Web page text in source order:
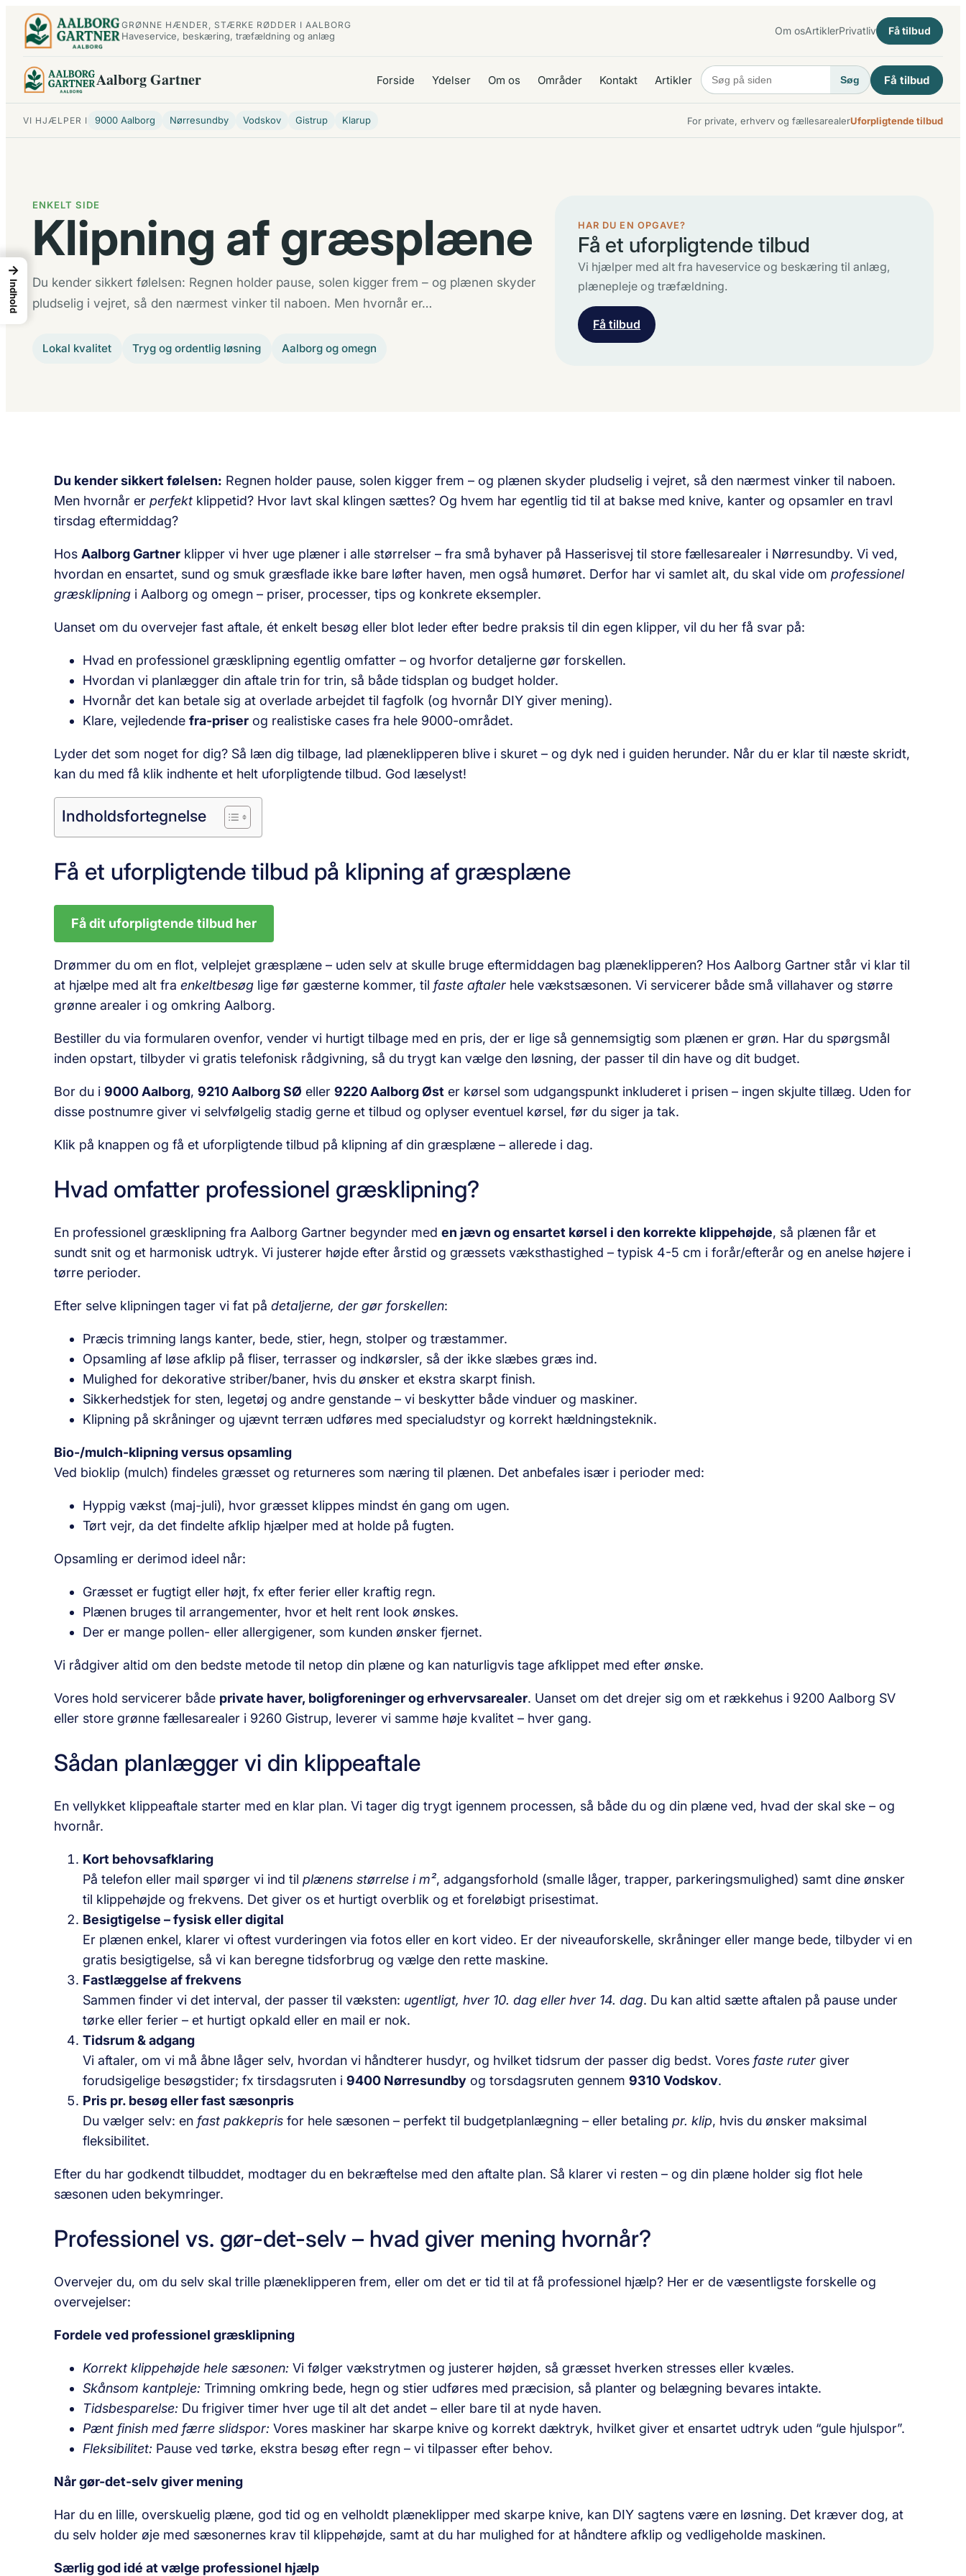
Spring
GRØNNE HÆNDER, STÆRKE RØDDER I AALBORG
Haveservice, beskæring, træfældning og anlæg Om osArtiklerPrivatliv Få tilbud
Aalborg Gartner Forside Ydelser Om os Områder Kontakt Artikler Søg Få tilbud
VI HJÆLPER I 9000 Aalborg Nørresundby Vodskov Gistrup Klarup For private, erhverv og fællesarealerUforpligtende tilbud
ENKELT SIDE
Klipning af græsplæne
Du kender sikkert følelsen: Regnen holder pause, solen kigger frem – og plænen skyder
pludselig i vejret, så den nærmest vinker til naboen. Men hvornår er…
Lokal kvalitet Tryg og ordentlig løsning Aalborg og omegn
HAR DU EN OPGAVE?
Få et uforpligtende tilbud
Vi hjælper med alt fra haveservice og beskæring til anlæg,
plænepleje og træfældning.
Få tilbud
Du kender sikkert følelsen: Regnen holder pause, solen kigger frem – og plænen skyder pludselig i vejret, så den nærmest vinker til naboen.
Men hvornår er perfektklippetid? Hvor lavt skal klingen sættes? Og hvem har egentlig tid til at bakse med knive, kanter og opsamler en travl
tirsdag eftermiddag?
Hos Aalborg Gartnerklipper vi hver uge plæner i alle størrelser – fra små byhaver på Hasserisvej til store fællesarealer i Nørresundby. Vi ved,
hvordan en ensartet, sund og smuk græsflade ikke bare løfter haven, men også humøret. Derfor har vi samlet alt, du skal vide om professionel
græsklipningi Aalborg og omegn – priser, processer, tips og konkrete eksempler.
Uanset om du overvejer fast aftale, ét enkelt besøg eller blot leder efter bedre praksis til din egen klipper, vil du her få svar på:
Hvad en professionel græsklipning egentlig omfatter – og hvorfor detaljerne gør forskellen.
Hvordan vi planlægger din aftale trin for trin, så både tidsplan og budget holder.
Hvornår det kan betale sig at overlade arbejdet til fagfolk (og hvornår DIY giver mening).
Klare, vejledende fra-priserog realistiske cases fra hele 9000-området.
Lyder det som noget for dig? Så læn dig tilbage, lad plæneklipperen blive i skuret – og dyk ned i guiden herunder. Når du er klar til næste skridt,
kan du med få klik indhente et helt uforpligtende tilbud. God læselyst!
Indholdsfortegnelse
Få et uforpligtende tilbud på klipning af græsplæne
Få dit uforpligtende tilbud her
Drømmer du om en flot, velplejet græsplæne – uden selv at skulle bruge eftermiddagen bag plæneklipperen? Hos Aalborg Gartner står vi klar til
at hjælpe med alt fra enkeltbesøglige før gæsterne kommer, til faste aftalerhele vækstsæsonen. Vi servicerer både små villahaver og større
grønne arealer i og omkring Aalborg.
Bestiller du via formularen ovenfor, vender vi hurtigt tilbage med en pris, der er lige så gennemsigtig som plænen er grøn. Har du spørgsmål
inden opstart, tilbyder vi gratis telefonisk rådgivning, så du trygt kan vælge den løsning, der passer til din have og dit budget.
Bor du i 9000 Aalborg, 9210 Aalborg SØ eller 9220 Aalborg Øst er kørsel som udgangspunkt inkluderet i prisen – ingen skjulte tillæg. Uden for
disse postnumre giver vi selvfølgelig stadig gerne et tilbud og oplyser eventuel kørsel, før du siger ja tak.
Klik på knappen og få et uforpligtende tilbud på klipning af din græsplæne – allerede i dag.
Hvad omfatter professionel græsklipning?
En professionel græsklipning fra Aalborg Gartner begynder med en jævn og ensartet kørsel i den korrekte klippehøjde, så plænen får et
sundt snit og et harmonisk udtryk. Vi justerer højde efter årstid og græssets væksthastighed – typisk 4-5 cm i forår/efterår og en anelse højere i
tørre perioder.
Efter selve klipningen tager vi fat på detaljerne, der gør forskellen:
Præcis trimning langs kanter, bede, stier, hegn, stolper og træstammer.
Opsamling af løse afklip på fliser, terrasser og indkørsler, så der ikke slæbes græs ind.
Mulighed for dekorative striber/baner, hvis du ønsker et ekstra skarpt finish.
Sikkerhedstjek for sten, legetøj og andre genstande – vi beskytter både vinduer og maskiner.
Klipning på skråninger og ujævnt terræn udføres med specialudstyr og korrekt hældnings­teknik.
Bio-/mulch-klipning versus opsamling
Ved bioklip (mulch) findeles græsset og returneres som næring til plænen. Det anbefales især i perioder med:
Hyppig vækst (maj-juli), hvor græsset klippes mindst én gang om ugen.
Tørt vejr, da det findelte afklip hjælper med at holde på fugten.
Opsamling er derimod ideel når:
Græsset er fugtigt eller højt, fx efter ferier eller kraftig regn.
Plænen bruges til arrangementer, hvor et helt rent look ønskes.
Der er mange pollen- eller allergigener, som kunden ønsker fjernet.
Vi rådgiver altid om den bedste metode til netop din plæne og kan naturligvis tage afklippet med efter ønske.
Vores hold servicerer både private haver, boligforeninger og erhvervsarealer. Uanset om det drejer sig om et rækkehus i 9200 Aalborg SV
eller store grønne fællesarealer i 9260 Gistrup, leverer vi samme høje kvalitet – hver gang.
Sådan planlægger vi din klippeaftale
En vellykket klippeaftale starter med en klar plan. Vi tager dig trygt igennem processen, så både du og din plæne ved, hvad der skal ske – og
hvornår.
Kort behovsafklaring
På telefon eller mail spørger vi ind til plænens størrelse i m², adgangsforhold (smalle låger, trapper, parkeringsmulighed) samt dine ønsker
til klippehøjde og frekvens. Det giver os et hurtigt overblik og et foreløbigt prisestimat.
Besigtigelse – fysisk eller digital
Er plænen enkel, klarer vi oftest vurderingen via fotos eller en kort video. Er der niveauforskelle, skråninger eller mange bede, tilbyder vi en
gratis besigtigelse, så vi kan beregne tidsforbrug og vælge den rette maskine.
Fastlæggelse af frekvens
Sammen finder vi det interval, der passer til væksten: ugentligt, hver 10. dag eller hver 14. dag. Du kan altid sætte aftalen på pause under
tørke eller ferier – et hurtigt opkald eller en mail er nok.
Tidsrum & adgang
Vi aftaler, om vi må åbne låger selv, hvordan vi håndterer husdyr, og hvilket tidsrum der passer dig bedst. Vores faste rutergiver
forudsigelige besøgstider; fx tirsdagsruten i 9400 Nørresundbyog torsdagsruten gennem 9310 Vodskov.
Pris pr. besøg eller fast sæsonpris
Du vælger selv: en fast pakkeprisfor hele sæsonen – perfekt til budgetplanlægning – eller betaling pr. klip, hvis du ønsker maksimal
fleksibilitet.
Efter du har godkendt tilbuddet, modtager du en bekræftelse med den aftalte plan. Så klarer vi resten – og din plæne holder sig flot hele
sæsonen uden bekymringer.
Professionel vs. gør-det-selv – hvad giver mening hvornår?
Overvejer du, om du selv skal trille plæneklipperen frem, eller om det er tid til at få professionel hjælp? Her er de væsentligste forskelle og
overvejelser:
Fordele ved professionel græsklipning
Korrekt klippehøjde hele sæsonen: Vi følger vækst­rytmen og justerer højden, så græsset hverken stresses eller kvæles.
Skånsom kantpleje: Trimning omkring bede, hegn og stier udføres med præcision, så planter og belægning bevares intakte.
Tidsbesparelse: Du frigiver timer hver uge til alt det andet – eller bare til at nyde haven.
Pænt finish med færre slidspor: Vores maskiner har skarpe knive og korrekt dæktryk, hvilket giver et ensartet udtryk uden “gule hjulspor”.
Fleksibilitet: Pause ved tørke, ekstra besøg efter regn – vi tilpasser efter behov.
Når gør-det-selv giver mening
Har du en lille, overskuelig plæne, god tid og en velholdt plæneklipper med skarpe knive, kan DIY sagtens være en løsning. Det kræver dog, at
du selv holder øje med sæsonernes krav til klippehøjde, samt at du har mulighed for at håndtere afklip og vedligeholde maskinen.
Særlig god idé at vælge professionel hjælp
→
Indhold